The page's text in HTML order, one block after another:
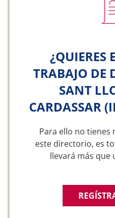
¿QUIERES
TRABAJO DE
SANT
CARDASSAR
Para ello no tienes
este directorio, es
llevará más que